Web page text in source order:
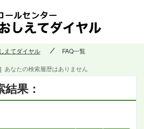
えてダイヤル FAQ一覧
果：
| あなたの検索履歴はありません